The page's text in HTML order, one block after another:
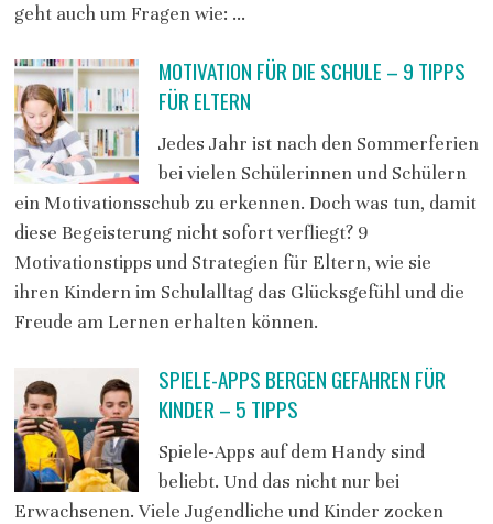
geht auch um Fragen wie: …
MOTIVATION FÜR DIE SCHULE – 9 TIPPS
FÜR ELTERN
Jedes Jahr ist nach den Sommerferien
bei vielen Schülerinnen und Schülern
ein Motivationsschub zu erkennen. Doch was tun, damit
diese Begeisterung nicht sofort verfliegt? 9
Motivationstipps und Strategien für Eltern, wie sie
ihren Kindern im Schulalltag das Glücksgefühl und die
Freude am Lernen erhalten können.
SPIELE-APPS BERGEN GEFAHREN FÜR
KINDER – 5 TIPPS
Spiele-Apps auf dem Handy sind
beliebt. Und das nicht nur bei
Erwachsenen. Viele Jugendliche und Kinder zocken